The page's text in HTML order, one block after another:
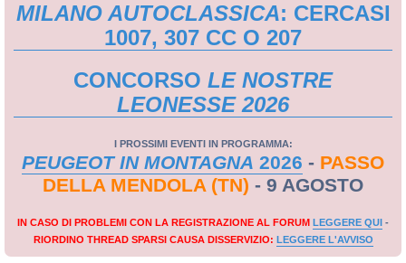
MILANO AUTOCLASSICA: CERCASI
1007, 307 CC O 207
CONCORSO LE NOSTRE
LEONESSE 2026
I PROSSIMI EVENTI IN PROGRAMMA:
PEUGEOT IN MONTAGNA 2026 - PASSO
DELLA MENDOLA (TN) - 9 AGOSTO
IN CASO DI PROBLEMI CON LA REGISTRAZIONE AL FORUM LEGGERE QUI -
RIORDINO THREAD SPARSI CAUSA DISSERVIZIO: LEGGERE L'AVVISO